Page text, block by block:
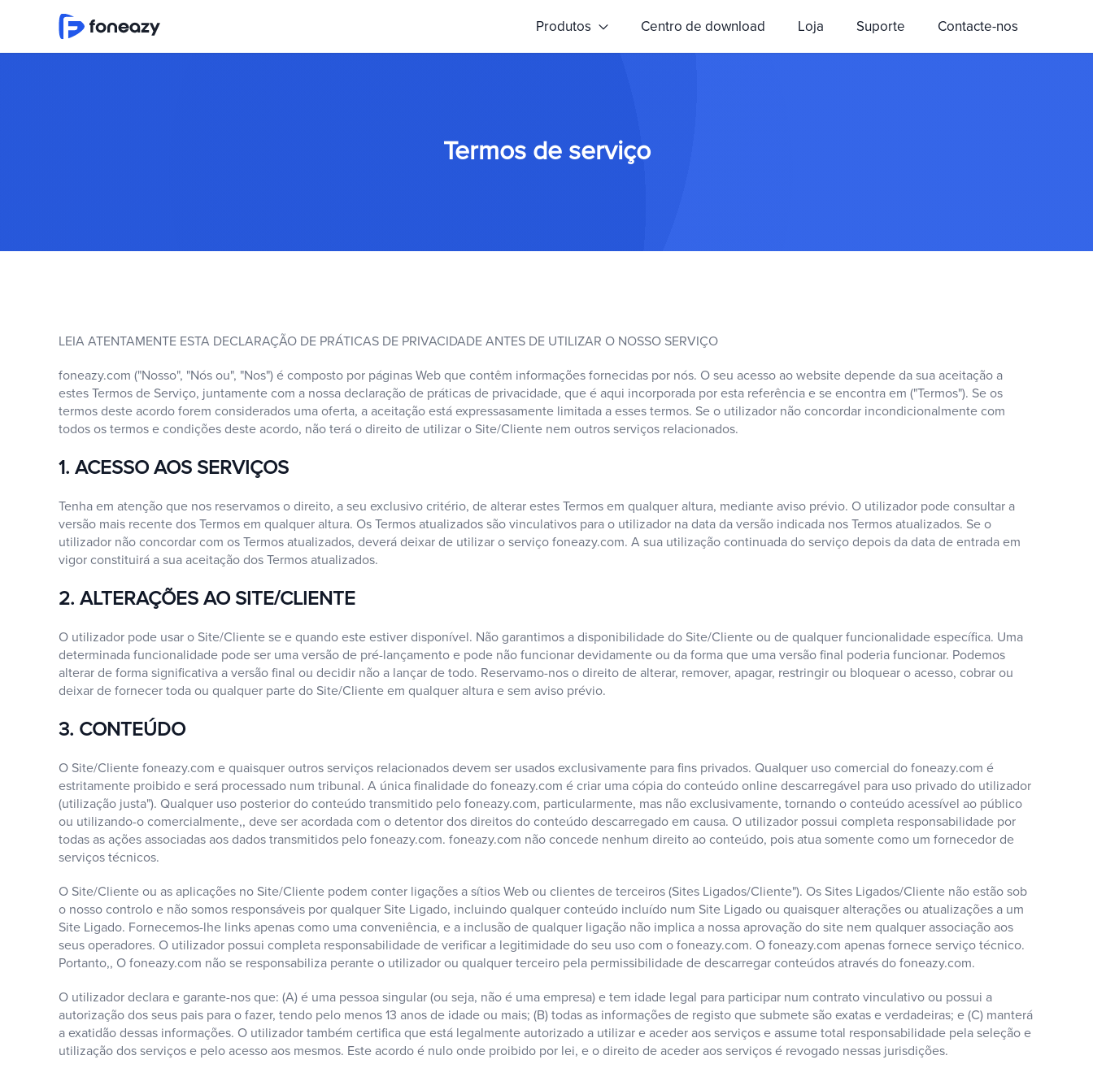
Produtos Centro de download Loja Suporte Contacte-nos
Termos de serviço
LEIA ATENTAMENTE ESTA DECLARAÇÃO DE PRÁTICAS DE PRIVACIDADE ANTES DE UTILIZAR O NOSSO SERVIÇO
foneazy.com ("Nosso", "Nós ou", "Nos") é composto por páginas Web que contêm informações fornecidas por nós. O seu acesso ao website depende da sua aceitação a
estes Termos de Serviço, juntamente com a nossa declaração de práticas de privacidade, que é aqui incorporada por esta referência e se encontra em ("Termos"). Se os
termos deste acordo forem considerados uma oferta, a aceitação está expressasamente limitada a esses termos. Se o utilizador não concordar incondicionalmente com
todos os termos e condições deste acordo, não terá o direito de utilizar o Site/Cliente nem outros serviços relacionados.
1. ACESSO AOS SERVIÇOS
Tenha em atenção que nos reservamos o direito, a seu exclusivo critério, de alterar estes Termos em qualquer altura, mediante aviso prévio. O utilizador pode consultar a
versão mais recente dos Termos em qualquer altura. Os Termos atualizados são vinculativos para o utilizador na data da versão indicada nos Termos atualizados. Se o
utilizador não concordar com os Termos atualizados, deverá deixar de utilizar o serviço foneazy.com. A sua utilização continuada do serviço depois da data de entrada em
vigor constituirá a sua aceitação dos Termos atualizados.
2. ALTERAÇÕES AO SITE/CLIENTE
O utilizador pode usar o Site/Cliente se e quando este estiver disponível. Não garantimos a disponibilidade do Site/Cliente ou de qualquer funcionalidade específica. Uma
determinada funcionalidade pode ser uma versão de pré-lançamento e pode não funcionar devidamente ou da forma que uma versão final poderia funcionar. Podemos
alterar de forma significativa a versão final ou decidir não a lançar de todo. Reservamo-nos o direito de alterar, remover, apagar, restringir ou bloquear o acesso, cobrar ou
deixar de fornecer toda ou qualquer parte do Site/Cliente em qualquer altura e sem aviso prévio.
3. CONTEÚDO
O Site/Cliente foneazy.com e quaisquer outros serviços relacionados devem ser usados exclusivamente para fins privados. Qualquer uso comercial do foneazy.com é
estritamente proibido e será processado num tribunal. A única finalidade do foneazy.com é criar uma cópia do conteúdo online descarregável para uso privado do utilizador
(utilização justa"). Qualquer uso posterior do conteúdo transmitido pelo foneazy.com, particularmente, mas não exclusivamente, tornando o conteúdo acessível ao público
ou utilizando-o comercialmente,, deve ser acordada com o detentor dos direitos do conteúdo descarregado em causa. O utilizador possui completa responsabilidade por
todas as ações associadas aos dados transmitidos pelo foneazy.com. foneazy.com não concede nenhum direito ao conteúdo, pois atua somente como um fornecedor de
serviços técnicos.
O Site/Cliente ou as aplicações no Site/Cliente podem conter ligações a sítios Web ou clientes de terceiros (Sites Ligados/Cliente"). Os Sites Ligados/Cliente não estão sob
o nosso controlo e não somos responsáveis por qualquer Site Ligado, incluindo qualquer conteúdo incluído num Site Ligado ou quaisquer alterações ou atualizações a um
Site Ligado. Fornecemos-lhe links apenas como uma conveniência, e a inclusão de qualquer ligação não implica a nossa aprovação do site nem qualquer associação aos
seus operadores. O utilizador possui completa responsabilidade de verificar a legitimidade do seu uso com o foneazy.com. O foneazy.com apenas fornece serviço técnico.
Portanto,, O foneazy.com não se responsabiliza perante o utilizador ou qualquer terceiro pela permissibilidade de descarregar conteúdos através do foneazy.com.
O utilizador declara e garante-nos que: (A) é uma pessoa singular (ou seja, não é uma empresa) e tem idade legal para participar num contrato vinculativo ou possui a
autorização dos seus pais para o fazer, tendo pelo menos 13 anos de idade ou mais; (B) todas as informações de registo que submete são exatas e verdadeiras; e (C) manterá
a exatidão dessas informações. O utilizador também certifica que está legalmente autorizado a utilizar e aceder aos serviços e assume total responsabilidade pela seleção e
utilização dos serviços e pelo acesso aos mesmos. Este acordo é nulo onde proibido por lei, e o direito de aceder aos serviços é revogado nessas jurisdições.